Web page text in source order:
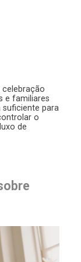
celebração
e familiares
para
o
de